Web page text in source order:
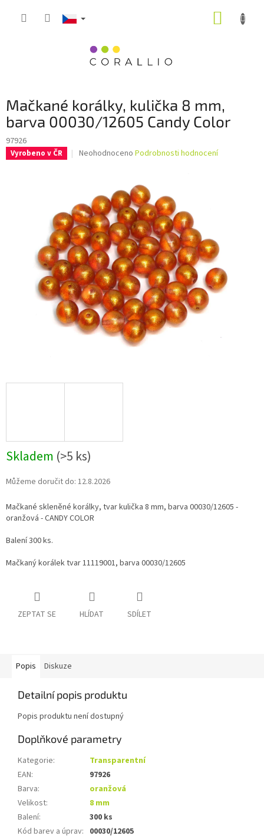
Mačkané korálky, kulička 8 mm,
barva 00030/12605 Candy Color
97926
Vyrobeno v ČR
Průměrné
z
5
hvězdiček.
Neohodnoceno Podrobnosti hodnocení
Skladem (>5 ks)
Můžeme doručit do: 12.8.2026
Mačkané skleněné korálky, tvar kulička 8 mm, barva 00030/12605 -
oranžová - CANDY COLOR
Balení 300 ks.
Mačkaný korálek tvar 11119001, barva 00030/12605
ZEPTAT SE HLÍDAT SDÍLET
Popis Diskuze
Detailní popis produktu
Popis produktu není dostupný
Doplňkové parametry
Kategorie:
Transparentní
EAN:
97926
Barva:
oranžová
Velikost:
8 mm
Balení:
300 ks
Kód barev a úprav: 00030/12605